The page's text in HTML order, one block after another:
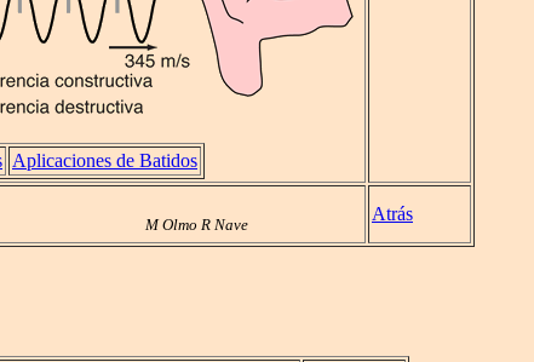
Aplicaciones de Batidos
M Olmo R Nave
Atrás